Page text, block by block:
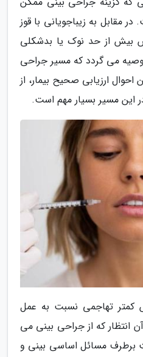
مقابل به زیباجویانی با قوز
بیش از حد نوک یا بدشکلی
می گردد که مسیر جراحی
ارزیابی صحیح بیمار، از
این مسیر بسیار مهم است.
کمتر تهاجمی نسبت به عمل
انتظار که از جراحی بینی می
برطرف مسائل اساسی بینی و